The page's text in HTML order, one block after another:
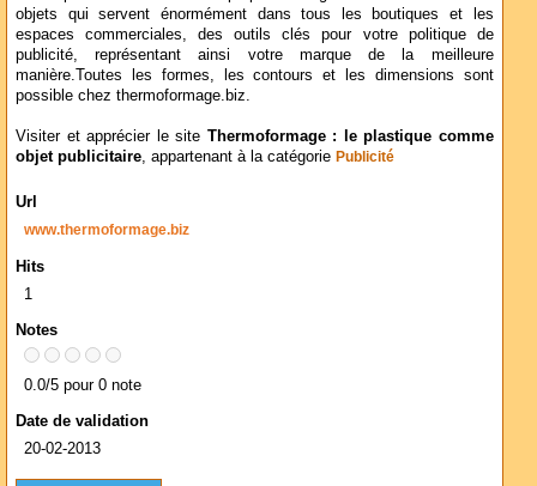
objets qui servent énormément dans tous les boutiques et les
espaces commerciales, des outils clés pour votre politique de
publicité, représentant ainsi votre marque de la meilleure
manière.Toutes les formes, les contours et les dimensions sont
possible chez thermoformage.biz.
Visiter et apprécier le site Thermoformage : le plastique comme
objet publicitaire, appartenant à la catégorie Publicité
Url
www.thermoformage.biz
Hits
1
Notes
0.0/5 pour 0 note
Date de validation
20-02-2013